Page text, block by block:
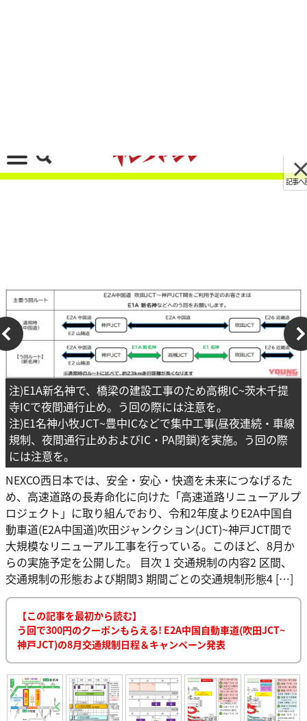
注)E1A新名神で、橋梁の建設工事のため高槻IC~茨木千提
寺ICで夜間通行止め。う回の際には注意を。
注)E1名神小牧JCT~豊中ICなどで集中工事(昼夜連続・車線
規制、夜間通行止めおよびIC・PA閉鎖)を実施。う回の際
には注意を。
NEXCO西日本では、安全・安心・快適を未来につなげるた
め、高速道路の長寿命化に向けた「高速道路リニューアルプ
ロジェクト」に取り組んでおり、令和2年度よりE2A中国自
動車道(E2A中国道)吹田ジャンクション(JCT)~神戸JCT間で
大規模なリニューアル工事を行っている。このほど、8月か
らの実施予定を公開した。 目次 1 交通規制の内容2 区間、
交通規制の形態および期間3 期間ごとの交通規制形態4 […]
【この記事を最初から読む】
う回で300円のクーポンもらえる! E2A中国自動車道(吹田JCT~
神戸JCT)の8月交通規制日程＆キャンペーン発表